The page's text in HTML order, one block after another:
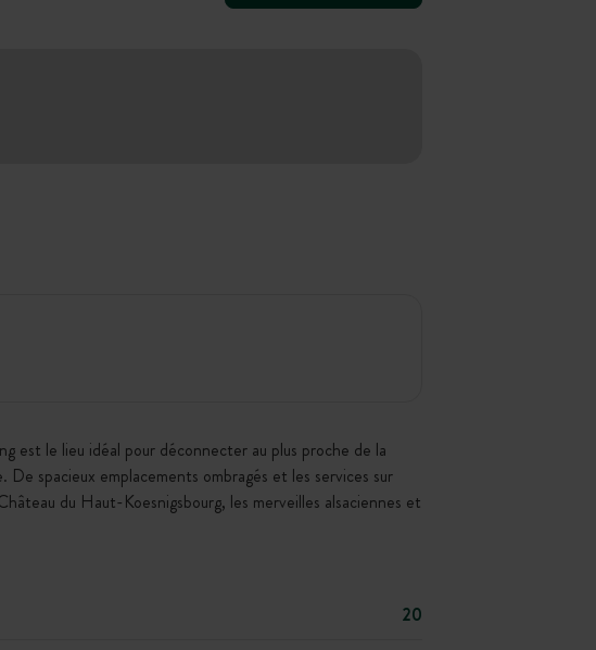
est le lieu idéal pour déconnecter au plus proche de la
spacieux emplacements ombragés et les services sur
du Haut-Koesnigsbourg, les merveilles alsaciennes et
20